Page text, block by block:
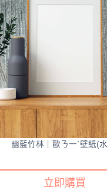
幽藍竹林｜歐ㄋ一ˋ壁紙(
立即購買